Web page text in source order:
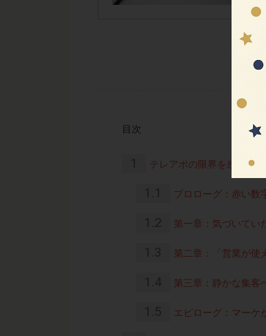
目次
テレアポの限界を感じた日
プロローグ：赤い数
第一章：気づいてい
第二章：「営業が使
第三章：静かな集客
エピローグ：マーケ